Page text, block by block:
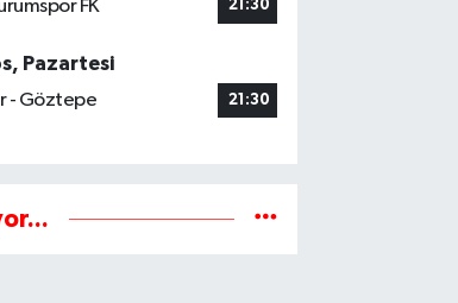
FK 21:30
Pazartesi
- Göztepe
21:30